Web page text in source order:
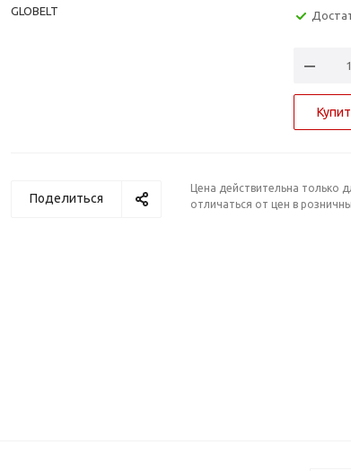
GLOBELT
Поделиться
Цена действительна только
отличаться от цен в